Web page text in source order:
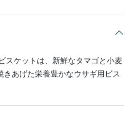
スケットは、新鮮なタマゴと小麦
あげた栄養豊かなウサギ用ビス